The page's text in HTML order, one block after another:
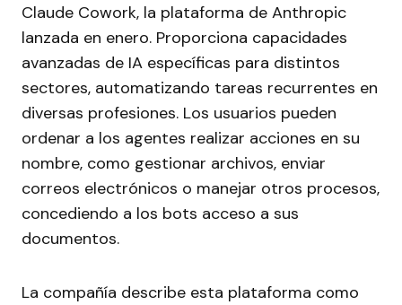
Claude Cowork, la plataforma de Anthropic
lanzada en enero. Proporciona capacidades
avanzadas de IA específicas para distintos
sectores, automatizando tareas recurrentes en
diversas profesiones. Los usuarios pueden
ordenar a los agentes realizar acciones en su
nombre, como gestionar archivos, enviar
correos electrónicos o manejar otros procesos,
concediendo a los bots acceso a sus
documentos.
La compañía describe esta plataforma como